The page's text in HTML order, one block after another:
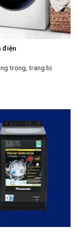
điện
trọng, trang bị